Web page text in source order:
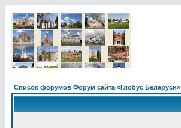
Список форумов Форум сайта «Глобус Беларуси»